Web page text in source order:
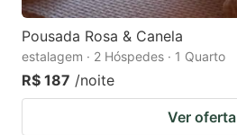
Pousada Rosa & Canela
estalagem · 2 Hóspedes · 1 Quarto
R$ 187 /noite
Ver oferta